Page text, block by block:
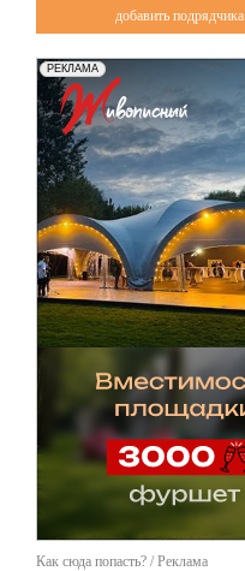
добавить подрядчика
Как сюда попасть? / Реклама